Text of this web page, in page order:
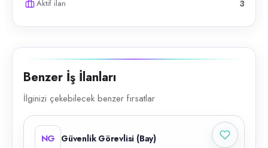
Aktif ilan 3
Benzer İş İlanları
İlginizi çekebilecek benzer fırsatlar
NG Güvenlik Görevlisi (Bay)